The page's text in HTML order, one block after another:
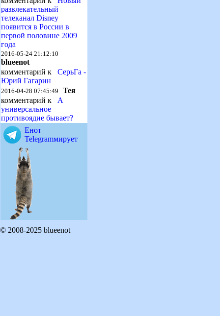
развлекательный
телеканал Disney
появится в России в
первой половине 2009
года
2016-05-24 21:12:10
blueenot
комментарий к СерьГа -
Юрий Гагарин
2016-04-28 07:45:49 Тея
комментарий к А
универсальное
противоядие бывает?
Енот
Telegramмирует
© 2008-2025 blueenot